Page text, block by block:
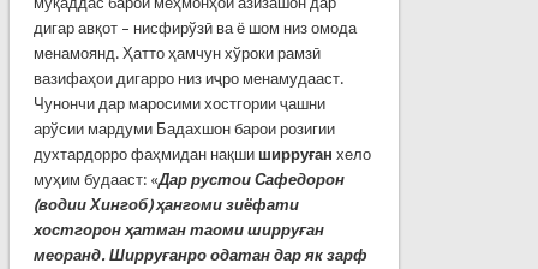
дигар авқот – нисфирўзӣ ва ё шом низ омода
менамоянд. Ҳатто ҳамчун хўроки рамзӣ
вазифаҳои дигарро низ иҷро менамудааст.
Чунончи дар маросими хостгории ҷашни
арўсии мардуми Бадахшон барои розигии
духтардорро фаҳмидан нақши ширруған хело
муҳим будааст: «Дар рустои Сафедорон
(водии Хингоб) ҳангоми зиёфати
хостгорон ҳатман таоми ширруған
меоранд. Ширруғанро одатан дар як зарф